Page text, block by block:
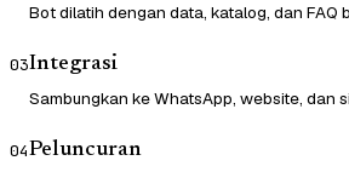
Bot dilatih dengan data, katalog, dan FAQ
03Integrasi
Sambungkan ke WhatsApp, website, dan
04Peluncuran